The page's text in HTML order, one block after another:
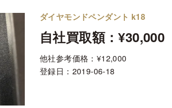
ダイヤモンドペンダント k18
自社買取額：¥30,000
他社参考価格：¥12,000
登録日： 2019-06-18